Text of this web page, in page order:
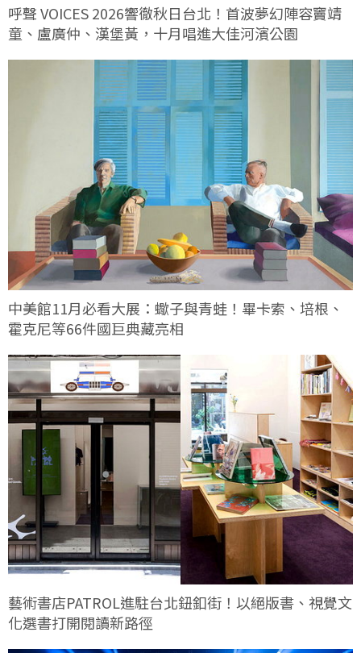
呼聲 VOICES 2026響徹秋日台北！首波夢幻陣容竇靖
童、盧廣仲、漢堡黃，十月唱進大佳河濱公園
中美館11月必看大展：蠍子與青蛙！畢卡索、培根、
霍克尼等66件國巨典藏亮相
藝術書店PATROL進駐台北鈕釦街！以絕版書、視覺文
化選書打開閱讀新路徑